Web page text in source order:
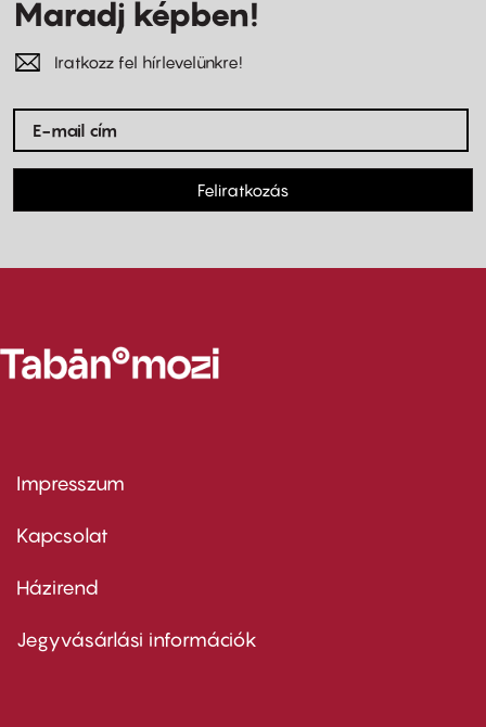
Maradj képben!
Iratkozz fel hírlevelünkre!
Feliratkozás
Footer
first
Impresszum
Kapcsolat
Footer
second
Házirend
Jegyvásárlási információk